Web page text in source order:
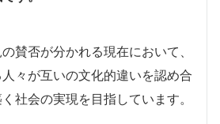
賛否が分かれる現在において、
々が互いの文化的違いを認め合
社会の実現を目指しています。